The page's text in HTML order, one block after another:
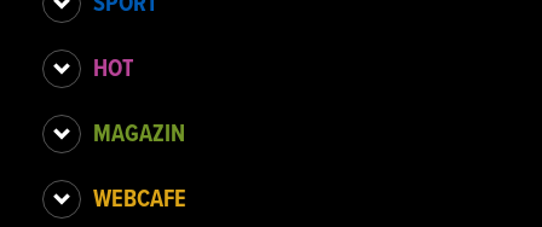
HOT
MAGAZIN
WEBCAFE